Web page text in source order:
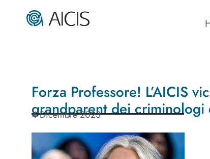
Forza Professore! L’AICIS
grandparent dei
4 Dicembre 2023